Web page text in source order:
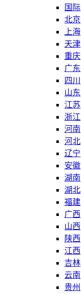
国际
北京
上海
天津
重庆
广东
四川
山东
江苏
浙江
河南
河北
辽宁
安徽
湖南
湖北
福建
广西
山西
陕西
江西
吉林
云南
贵州